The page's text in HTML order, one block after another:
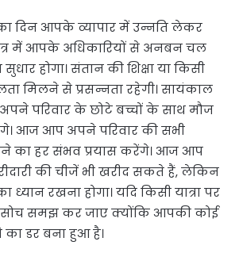
दिन आपके व्यापार में उन्नति लेकर
में आपके अधिकारियों से अनबन चल
होगा। संतान की शिक्षा या किसी
मिलने से प्रसन्नता रहेगी। सायंकाल
परिवार के छोटे बच्चों के साथ मौज
आज आप अपने परिवार की सभी
का हर संभव प्रयास करेंगे। आज आप
की चीजें भी खरीद सकते हैं, लेकिन
रखना होगा। यदि किसी यात्रा पर
सोच समझ कर जाए क्योंकि आपकी कोई
डर बना हुआ है।